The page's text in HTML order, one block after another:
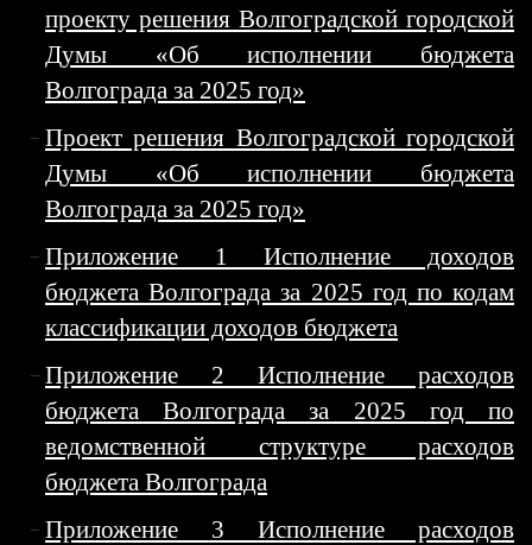
проекту решения Волгоградской городской
Думы «Об исполнении бюджета
Волгограда за 2025 год»
Проект решения Волгоградской городской
Думы «Об исполнении бюджета
Волгограда за 2025 год»
Приложение 1 Исполнение доходов
бюджета Волгограда за 2025 год по кодам
классификации доходов бюджета
Приложение 2 Исполнение расходов
бюджета Волгограда за 2025 год по
ведомственной структуре расходов
бюджета Волгограда
Приложение 3 Исполнение расходов